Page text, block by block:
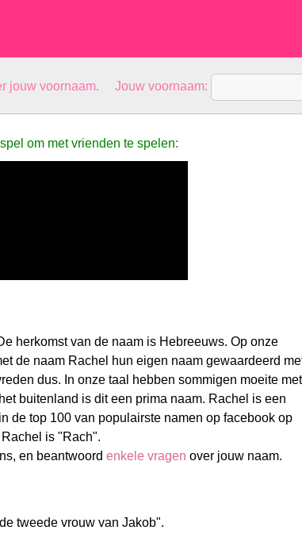
jouw voornaam. Jouw voornaam:
om met vrienden te spelen:
herkomst van de naam is Hebreeuws. Op onze
de naam Rachel hun eigen naam gewaardeerd
dus. In onze taal hebben sommigen moeite met
buitenland is dit een prima naam. Rachel is een
de top 100 van populairste namen op facebook op
is "Rach".
en beantwoord enkele vragen over jouw naam.
tweede vrouw van Jakob".